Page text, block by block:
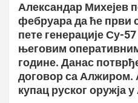
Александар Михејев
фебруара да ће први
пете генерације Су-
његовим
године. Данас
договор са Алжиром.
купац руског оружја